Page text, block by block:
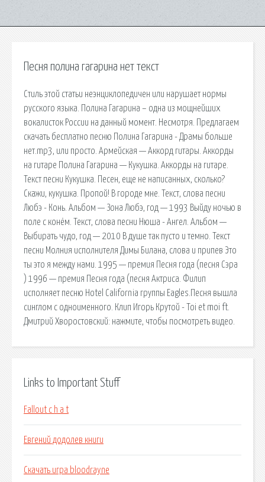
Песня полина гагарина нет текст
Стиль этой статьи неэнциклопедичен или нарушает нормы
русского языка. Полина Гагарина – одна из мощнейших
вокалисток России на данный момент. Несмотря. Предлагаем
скачать бесплатно песню Полина Гагарина - Драмы больше
нет.mp3, или просто. Армейская — Аккорд гитары. Аккорды
на гитаре Полина Гагарина — Кукушка. Аккорды на гитаре.
Текст песни Кукушка. Песен, еще не написанных, сколько?
Скажи, кукушка. Пропой! В городе мне. Текст, слова песни
Любэ - Конь. Альбом — Зона Любэ, год — 1993 Выйду ночью в
поле с конём. Текст, слова песни Нюша - Ангел. Альбом —
Выбирать чудо, год — 2010 В душе так пусто и темно. Текст
песни Молния исполнителя Димы Билана, слова и припев Это
ты это я между нами. 1995 — премия Песня года (песня Сэра
) 1996 — премия Песня года (песня Актриса. Филип
исполняет песню Hotel California группы Eagles.Песня вышла
синглом с одноименного. Клип Игорь Крутой - Toi et moi ft.
Дмитрий Хворостовский: нажмите, чтобы посмотреть видео.
Links to Important Stuff
Fallout c h a t
Евгений додолев книги
Скачать игра bloodrayne